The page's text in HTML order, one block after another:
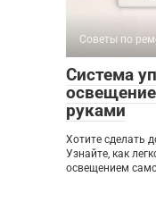
Советы по
Система
руками
Хотите сделать
Узнайте, как
освещением